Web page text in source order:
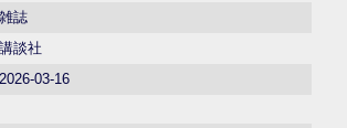
雑誌
講談社
2026-03-16